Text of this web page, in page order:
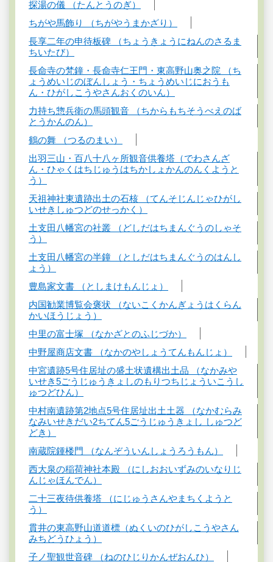
探湯の儀 （たんとうのぎ）
ちがや馬飾り （ちがやうまかざり）
長享二年の申待板碑 （ちょうきょうにねんのさるま
ちいたび）
長命寺の梵鐘・長命寺仁王門・東高野山奥之院 （ち
ょうめいじのぼんしょう・ちょうめいじにおうも
ん・ひがしこうやさんおくのいん）
力持ち惣兵衛の馬頭観音 （ちからもちそうべえのば
とうかんのん）
鶴の舞 （つるのまい）
出羽三山・百八十八ヶ所観音供養塔（でわさんざ
ん・ひゃくはちじゅうはちかしょかんのんくようと
う）
天祖神社東遺跡出土の石核 （てんそじんじゃひがし
いせきしゅつどのせっかく）
土支田八幡宮の社叢 （どしだはちまんぐうのしゃそ
う）
土支田八幡宮の半鐘 （としだはちまんぐうのはんし
ょう）
豊島家文書 （としまけもんじょ）
内国勧業博覧会褒状 （ないこくかんぎょうはくらん
かいほうじょう）
中里の富士塚 （なかざとのふじづか）
中野屋商店文書 （なかのやしょうてんもんじょ）
中宮遺跡5号住居址の盛土状遺構出土品 （なかみや
いせき5ごうじゅうきょしのもりつちじょういこうし
ゅつどひん）
中村南遺跡第2地点5号住居址出土土器 （なかむらみ
なみいせきだい2ちてん5ごうじゅうきょし しゅつど
どき）
南蔵院鍾楼門 （なんぞういんしょうろうもん）
西大泉の稲荷神社本殿 （にしおおいずみのいなりじ
んじゃほんでん）
二十三夜待供養塔 （にじゅうさんやまちくようと
う）
貫井の東高野山道道標（ぬくいのひがしこうやさん
みちどうひょう）
子ノ聖観世音碑 （ねのひじりかんぜおんひ）